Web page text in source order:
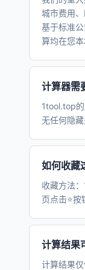
城市费用
基于标准
算均在您
计算器需
1tool.top的
无任何隐藏
如何收藏
收藏方法
页点击⭐
计算结果
计算结果